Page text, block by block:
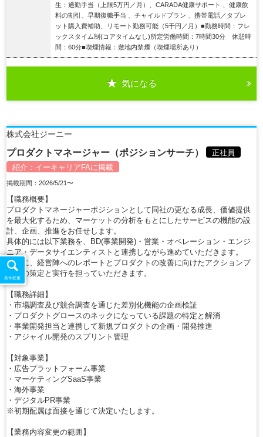
生：通勤手当（上限5万円／月）、CARADA健康サポート 、健康飲
料の割引、早期復職手当 、チャイルドプラン 、携帯電話／タブレ
ット購入費補助、リモート勤務可能（5千円／月）■勤務時間：フレ
ックスタイム制(コアタイムなし)所定労働時間：7時間30分 休憩時
間：60分■喫煙情報：敷地内禁煙（喫煙場所あり）
気になる
株式会社ジーニー
プロダクトマネージャー（ポジションサーチ）
正社員
紹介： イーキャリアFAに掲載
掲載期間：2026/5/21〜
【職務概要】
プロダクトマネージャーポジションとして同社の更なる成長、価値提供
を最大化するため、マーケットの分析をもとにしたサービスの機能の設
計、企画、推進をお任せします。
具体的には以下業務を、BD(事業開発)・営業・オペレーション・エンジ
ニア・データサイエンティストと連携しながら進めていただきます。
同時に、経営陣へのレポートとプロダクトの改善に向けたアクションプ
ランの策定と実行を担っていただきます。
【職務詳細】
・市場調査及び競合調査を通じた差別化機能の企画検証
・プロダクトグロースのネックになっている課題の特定と解消
・事業開発担当と連携して新規プロダクトの企画・開発推進
・アジャイル開発のスプリント管理
【対象事業】
・広告プラットフォーム事業
・マーケティングSaaS事業
・海外事業
・デジタルPR事業
※初期配属は面接を通じて決定いたします。
【業務内容変更の範囲】
条件変更